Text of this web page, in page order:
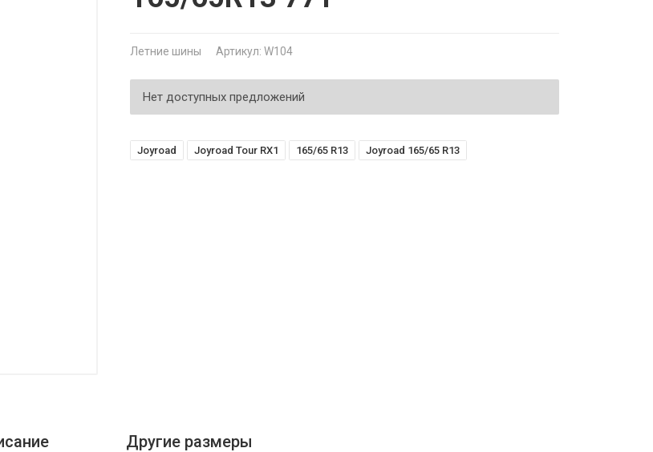
Летние шины Артикул: W104
Нет доступных предложений
Joyroad Joyroad Tour RX1 165/65 R13 Joyroad 165/65 R13
Другие размеры